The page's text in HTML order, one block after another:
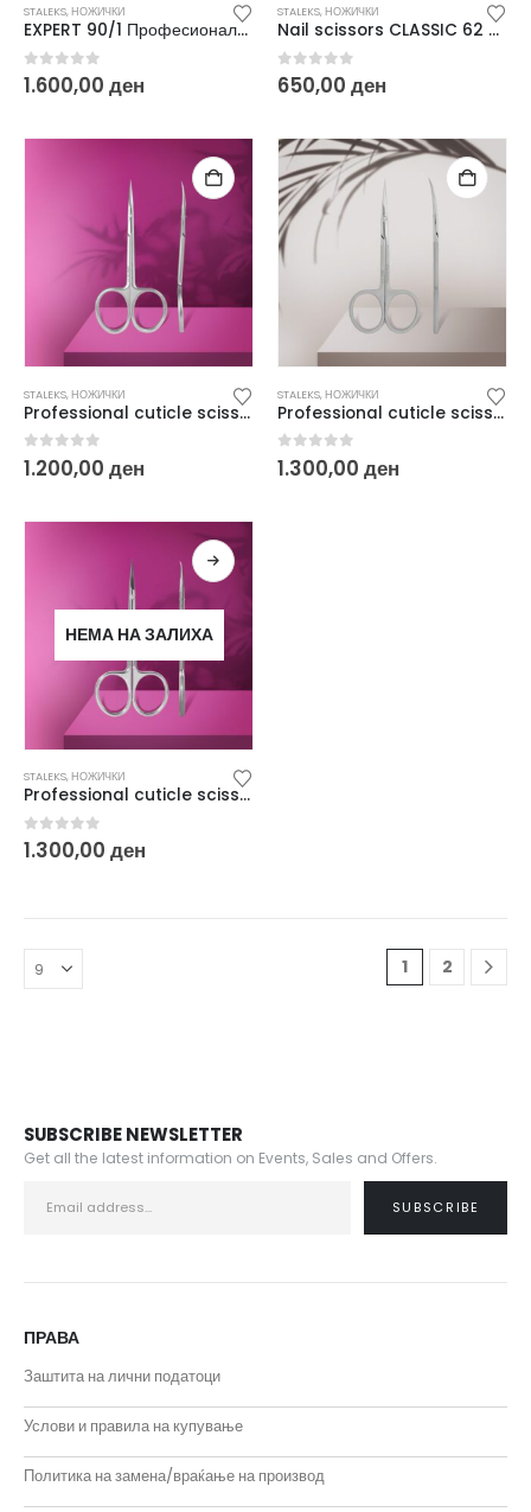
STALEKS,НОЖИЧКИ
EXPERT 90/1 Професионални микроножички за кутикули SE-90/1
0 out of 5
1.600,00 ден
STALEKS,НОЖИЧКИ
Nail scissors CLASSIC 62 TYPE 2 SC-62/2
0 out of 5
650,00 ден
STALEKS,НОЖИЧКИ
Professional cuticle scissors EXPERT 20 TYPE 2 SE-20/2
0 out of 5
1.200,00 ден
STALEKS,НОЖИЧКИ
Professional cuticle scissors SMART 10 TYPE 3
0 out of 5
1.300,00 ден
НЕМА НА ЗАЛИХА
STALEKS,НОЖИЧКИ
Professional cuticle scissors with hook EXPERT 51 TYPE 3 SE-51/3
0 out of 5
1.300,00 ден
1 2
SUBSCRIBE NEWSLETTER
Get all the latest information on Events, Sales and Offers.
ПРАВА
Заштита на лични податоци
Услови и правила на купување
Политика на замена/враќање на производ